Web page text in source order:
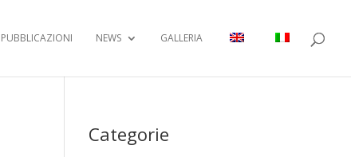
PUBBLICAZIONI NEWS GALLERIA
Categorie